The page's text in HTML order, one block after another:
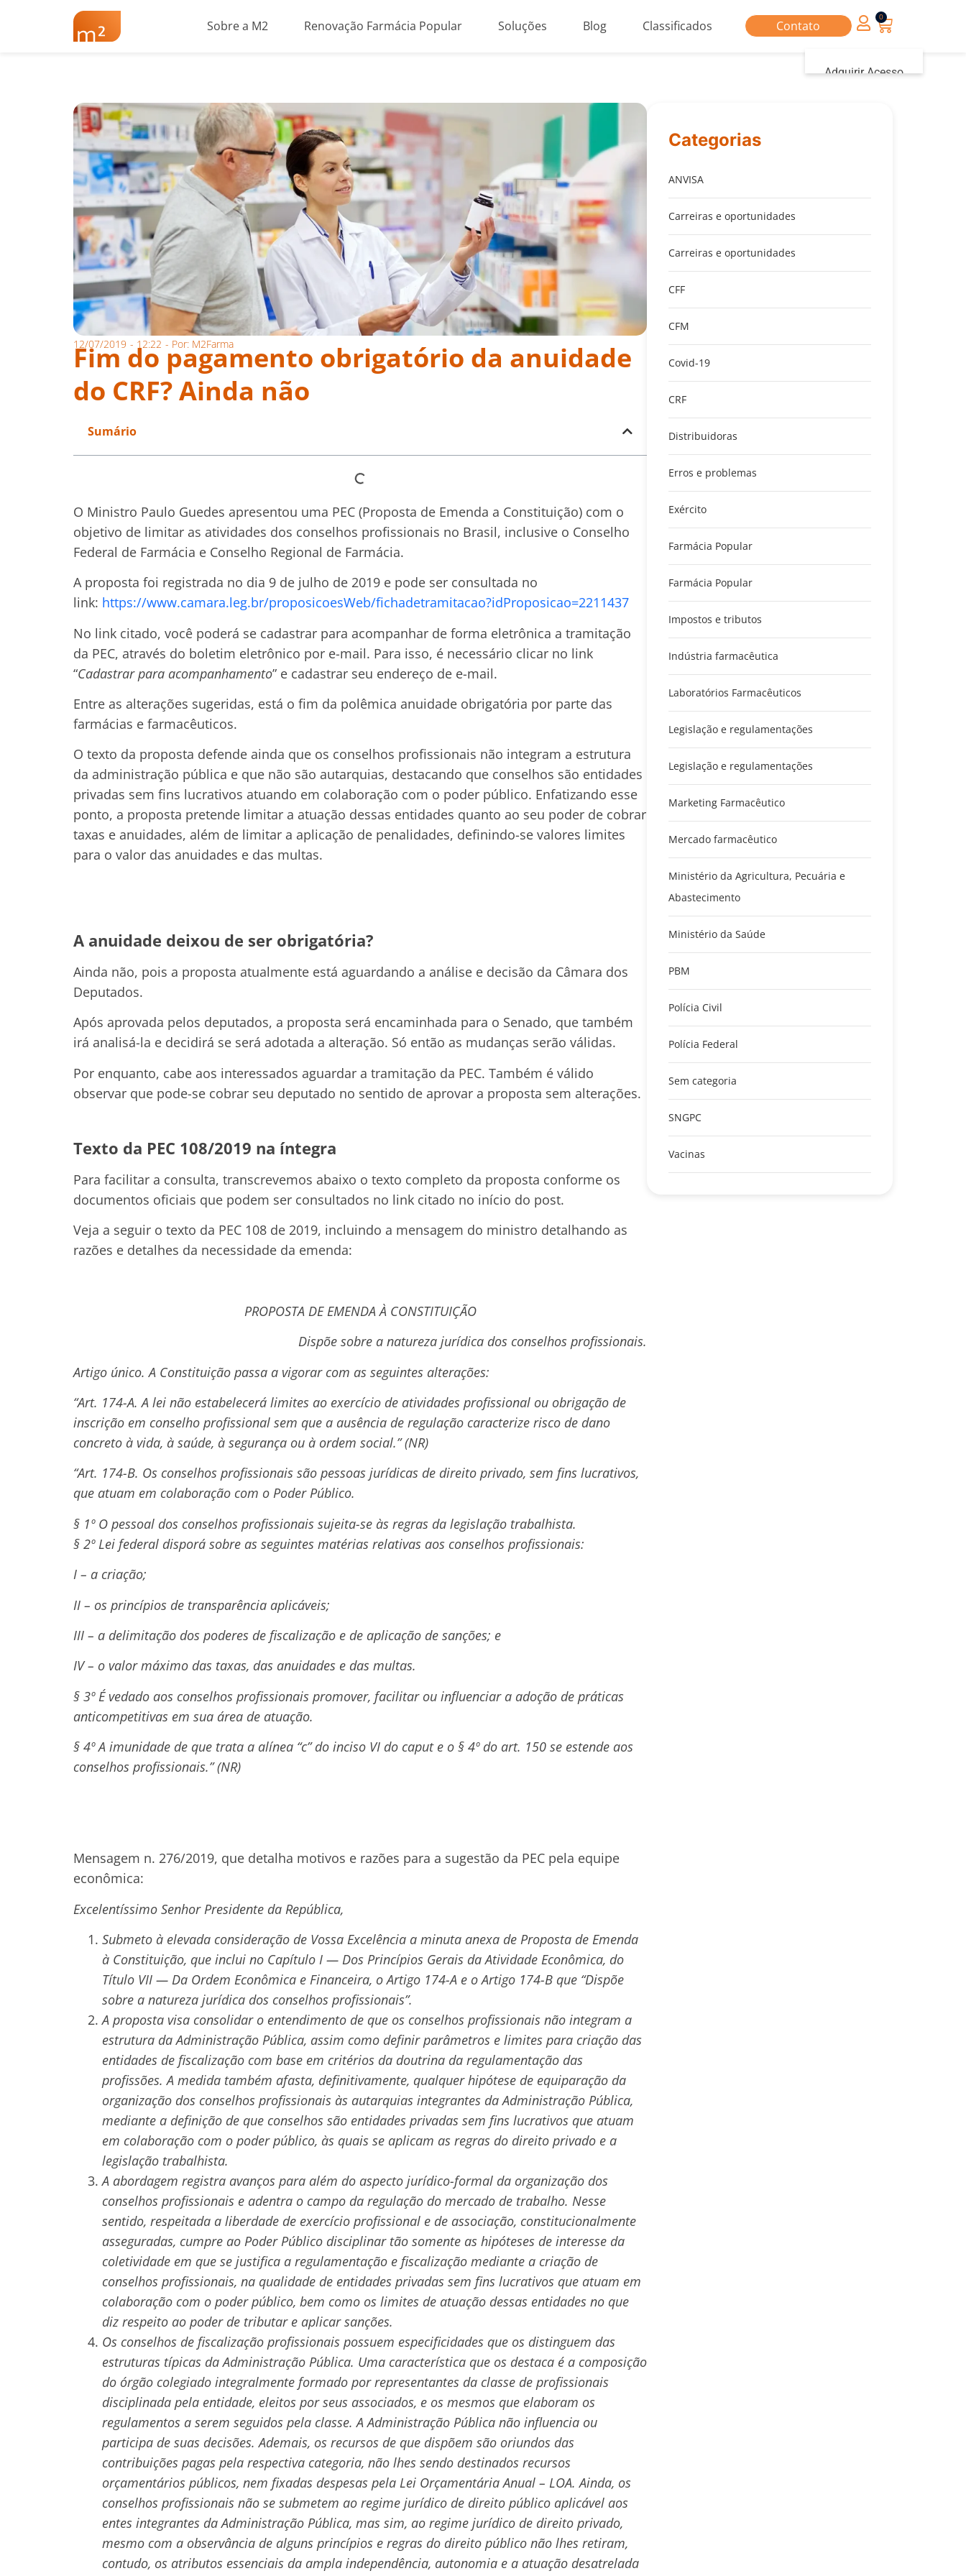
Sobre a M2 Renovação Farmácia Popular Soluções Blog Classificados Contato
Adquirir Acesso
0
12/07/2019 - 12:22 - Por: M2Farma
Fim do pagamento obrigatório da anuidade
do CRF? Ainda não
Sumário
O Ministro Paulo Guedes apresentou uma PEC (Proposta de Emenda a Constituição) com o
objetivo de limitar as atividades dos conselhos profissionais no Brasil, inclusive o Conselho
Federal de Farmácia e Conselho Regional de Farmácia.
A proposta foi registrada no dia 9 de julho de 2019 e pode ser consultada no
link: https://www.camara.leg.br/proposicoesWeb/fichadetramitacao?idProposicao=2211437
No link citado, você poderá se cadastrar para acompanhar de forma eletrônica a tramitação
da PEC, através do boletim eletrônico por e-mail. Para isso, é necessário clicar no link
“Cadastrar para acompanhamento” e cadastrar seu endereço de e-mail.
Entre as alterações sugeridas, está o fim da polêmica anuidade obrigatória por parte das
farmácias e farmacêuticos.
O texto da proposta defende ainda que os conselhos profissionais não integram a estrutura
da administração pública e que não são autarquias, destacando que conselhos são entidades
privadas sem fins lucrativos atuando em colaboração com o poder público. Enfatizando esse
ponto, a proposta pretende limitar a atuação dessas entidades quanto ao seu poder de cobrar
taxas e anuidades, além de limitar a aplicação de penalidades, definindo-se valores limites
para o valor das anuidades e das multas.
A anuidade deixou de ser obrigatória?
Ainda não, pois a proposta atualmente está aguardando a análise e decisão da Câmara dos
Deputados.
Após aprovada pelos deputados, a proposta será encaminhada para o Senado, que também
irá analisá-la e decidirá se será adotada a alteração. Só então as mudanças serão válidas.
Por enquanto, cabe aos interessados aguardar a tramitação da PEC. Também é válido
observar que pode-se cobrar seu deputado no sentido de aprovar a proposta sem alterações.
Texto da PEC 108/2019 na íntegra
Para facilitar a consulta, transcrevemos abaixo o texto completo da proposta conforme os
documentos oficiais que podem ser consultados no link citado no início do post.
Veja a seguir o texto da PEC 108 de 2019, incluindo a mensagem do ministro detalhando as
razões e detalhes da necessidade da emenda:
PROPOSTA DE EMENDA À CONSTITUIÇÃO
Dispõe sobre a natureza jurídica dos conselhos profissionais.
Artigo único. A Constituição passa a vigorar com as seguintes alterações:
“Art. 174-A. A lei não estabelecerá limites ao exercício de atividades profissional ou obrigação de
inscrição em conselho profissional sem que a ausência de regulação caracterize risco de dano
concreto à vida, à saúde, à segurança ou à ordem social.” (NR)
“Art. 174-B. Os conselhos profissionais são pessoas jurídicas de direito privado, sem fins lucrativos,
que atuam em colaboração com o Poder Público.
§ 1º O pessoal dos conselhos profissionais sujeita-se às regras da legislação trabalhista.
§ 2º Lei federal disporá sobre as seguintes matérias relativas aos conselhos profissionais:
I – a criação;
II – os princípios de transparência aplicáveis;
III – a delimitação dos poderes de fiscalização e de aplicação de sanções; e
IV – o valor máximo das taxas, das anuidades e das multas.
§ 3º É vedado aos conselhos profissionais promover, facilitar ou influenciar a adoção de práticas
anticompetitivas em sua área de atuação.
§ 4º A imunidade de que trata a alínea “c” do inciso VI do caput e o § 4º do art. 150 se estende aos
conselhos profissionais.” (NR)
Mensagem n. 276/2019, que detalha motivos e razões para a sugestão da PEC pela equipe
econômica:
Excelentíssimo Senhor Presidente da República,
Submeto à elevada consideração de Vossa Excelência a minuta anexa de Proposta de Emenda
à Constituição, que inclui no Capítulo I — Dos Princípios Gerais da Atividade Econômica, do
Título VII — Da Ordem Econômica e Financeira, o Artigo 174-A e o Artigo 174-B que “Dispõe
sobre a natureza jurídica dos conselhos profissionais”.
A proposta visa consolidar o entendimento de que os conselhos profissionais não integram a
estrutura da Administração Pública, assim como definir parâmetros e limites para criação das
entidades de fiscalização com base em critérios da doutrina da regulamentação das
profissões. A medida também afasta, definitivamente, qualquer hipótese de equiparação da
organização dos conselhos profissionais às autarquias integrantes da Administração Pública,
mediante a definição de que conselhos são entidades privadas sem fins lucrativos que atuam
em colaboração com o poder público, às quais se aplicam as regras do direito privado e a
legislação trabalhista.
A abordagem registra avanços para além do aspecto jurídico-formal da organização dos
conselhos profissionais e adentra o campo da regulação do mercado de trabalho. Nesse
sentido, respeitada a liberdade de exercício profissional e de associação, constitucionalmente
asseguradas, cumpre ao Poder Público disciplinar tão somente as hipóteses de interesse da
coletividade em que se justifica a regulamentação e fiscalização mediante a criação de
conselhos profissionais, na qualidade de entidades privadas sem fins lucrativos que atuam em
colaboração com o poder público, bem como os limites de atuação dessas entidades no que
diz respeito ao poder de tributar e aplicar sanções.
Os conselhos de fiscalização profissionais possuem especificidades que os distinguem das
estruturas típicas da Administração Pública. Uma característica que os destaca é a composição
do órgão colegiado integralmente formado por representantes da classe de profissionais
disciplinada pela entidade, eleitos por seus associados, e os mesmos que elaboram os
regulamentos a serem seguidos pela classe. A Administração Pública não influencia ou
participa de suas decisões. Ademais, os recursos de que dispõem são oriundos das
contribuições pagas pela respectiva categoria, não lhes sendo destinados recursos
orçamentários públicos, nem fixadas despesas pela Lei Orçamentária Anual – LOA. Ainda, os
conselhos profissionais não se submetem ao regime jurídico de direito público aplicável aos
entes integrantes da Administração Pública, mas sim, ao regime jurídico de direito privado,
mesmo com a observância de alguns princípios e regras do direito público não lhes retiram,
contudo, os atributos essenciais da ampla independência, autonomia e a atuação desatrelada
Categorias
ANVISA
Carreiras e oportunidades
Carreiras e oportunidades
CFF
CFM
Covid-19
CRF
Distribuidoras
Erros e problemas
Exército
Farmácia Popular
Farmácia Popular
Impostos e tributos
Indústria farmacêutica
Laboratórios Farmacêuticos
Legislação e regulamentações
Legislação e regulamentações
Marketing Farmacêutico
Mercado farmacêutico
Ministério da Agricultura, Pecuária e
Abastecimento
Ministério da Saúde
PBM
Polícia Civil
Polícia Federal
Sem categoria
SNGPC
Vacinas